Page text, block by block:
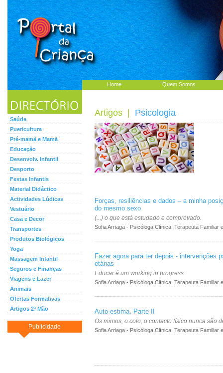
Home Quem Somos
Saúde
Puericultura
Pré-mamã e Mamã
Educação
Desenvolv. Infantil
Desporto
Festas Infantis
Material Didáctico
Actividades Lúdicas
Vestuário
Casa e Decor
Transportes
Produtos Biológicos
Yoga
Massagem Infantil
Seguros e Finanças
Viagens e Lazer
Animais
Ofertas Formativas
Artigos 2ª Mão
Publicidade
Artigos Psicologia
Forças, resiliências e dados – a minha
do mesmo sexo
(...) o que está estudado e comprovado.
Sofia Arriaga - Psicóloga Clínica, Terapeuta Familiar
Fazer agora para ter depois - intervenções
etárias
Educar é um working in progress
Sofia Arriaga - Psicóloga Clínica, Terapeuta Familiar
Auto-estima. Parte II
Os mimos, o colo, o contacto físico nunca são
Sofia Arriaga - Psicóloga Clínica, Terapeuta Familiar